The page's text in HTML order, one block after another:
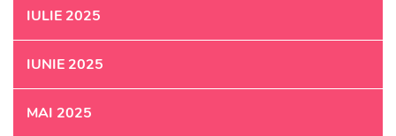
IULIE 2025
IUNIE 2025
MAI 2025